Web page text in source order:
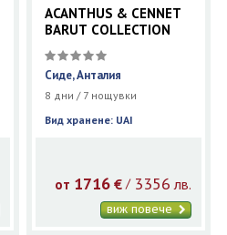
ACANTHUS & CENNET
BARUT COLLECTION
Сиде, Анталия
8 дни / 7 нощувки
Вид хранене: UAI
от 1716 € / 3356 лв.
виж повече